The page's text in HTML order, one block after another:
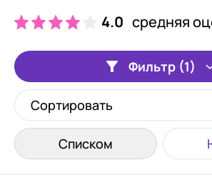
4.0 средняя
Фильтр (1)
Сортировать
Списком